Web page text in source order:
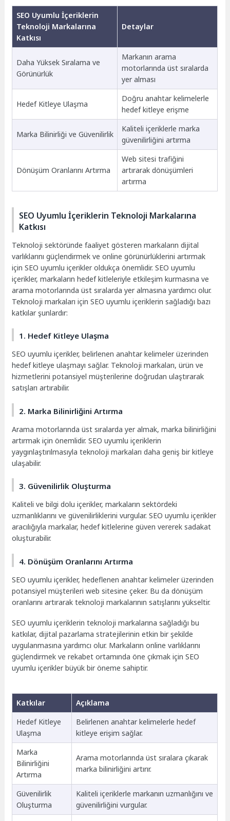
SEO Uyumlu İçeriklerin
Teknoloji Markalarına
Katkısı
Detaylar
Daha Yüksek Sıralama ve
Görünürlük
Markanın arama
motorlarında üst sıralarda
yer alması
Hedef Kitleye Ulaşma
Doğru anahtar kelimelerle
hedef kitleye erişme
Marka Bilinirliği ve Güvenilirlik
Kaliteli içeriklerle marka
güvenilirliğini artırma
Dönüşüm Oranlarını Artırma
Web sitesi trafiğini
artırarak dönüşümleri
artırma
SEO Uyumlu İçeriklerin Teknoloji Markalarına
Katkısı
Teknoloji sektöründe faaliyet gösteren markaların dijital
varlıklarını güçlendirmek ve online görünürlüklerini artırmak
için SEO uyumlu içerikler oldukça önemlidir. SEO uyumlu
içerikler, markaların hedef kitleleriyle etkileşim kurmasına ve
arama motorlarında üst sıralarda yer almasına yardımcı olur.
Teknoloji markaları için SEO uyumlu içeriklerin sağladığı bazı
katkılar şunlardır:
1. Hedef Kitleye Ulaşma
SEO uyumlu içerikler, belirlenen anahtar kelimeler üzerinden
hedef kitleye ulaşmayı sağlar. Teknoloji markaları, ürün ve
hizmetlerini potansiyel müşterilerine doğrudan ulaştırarak
satışları artırabilir.
2. Marka Bilinirliğini Artırma
Arama motorlarında üst sıralarda yer almak, marka bilinirliğini
artırmak için önemlidir. SEO uyumlu içeriklerin
yaygınlaştırılmasıyla teknoloji markaları daha geniş bir kitleye
ulaşabilir.
3. Güvenilirlik Oluşturma
Kaliteli ve bilgi dolu içerikler, markaların sektördeki
uzmanlıklarını ve güvenilirliklerini vurgular. SEO uyumlu içerikler
aracılığıyla markalar, hedef kitlelerine güven vererek sadakat
oluşturabilir.
4. Dönüşüm Oranlarını Artırma
SEO uyumlu içerikler, hedeflenen anahtar kelimeler üzerinden
potansiyel müşterileri web sitesine çeker. Bu da dönüşüm
oranlarını artırarak teknoloji markalarının satışlarını yükseltir.
SEO uyumlu içeriklerin teknoloji markalarına sağladığı bu
katkılar, dijital pazarlama stratejilerinin etkin bir şekilde
uygulanmasına yardımcı olur. Markaların online varlıklarını
güçlendirmek ve rekabet ortamında öne çıkmak için SEO
uyumlu içerikler büyük bir öneme sahiptir.
Katkılar
Açıklama
Hedef Kitleye
Ulaşma
Belirlenen anahtar kelimelerle hedef
kitleye erişim sağlar.
Marka
Bilinirliğini
Artırma
Arama motorlarında üst sıralara çıkarak
marka bilinirliğini artırır.
Güvenilirlik
Oluşturma
Kaliteli içeriklerle markanın uzmanlığını ve
güvenilirliğini vurgular.